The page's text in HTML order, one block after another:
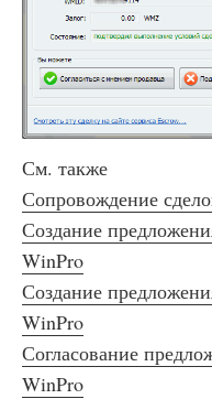
См. также
Сопровождение
Создание
WinPro
Создание
WinPro
Согласование
WinPro